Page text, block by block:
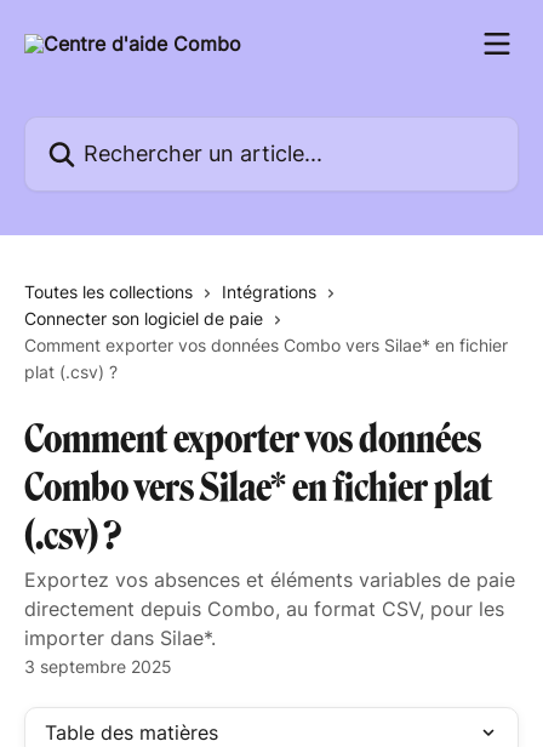
Toutes les collections
Intégrations
Connecter son logiciel de paie
Comment exporter vos données Combo vers Silae* en fichier
plat (.csv) ?
Comment exporter vos données
Combo vers Silae* en fichier plat
(.csv) ?
Exportez vos absences et éléments variables de paie
directement depuis Combo, au format CSV, pour les
importer dans Silae*.
3 septembre 2025
Table des matières